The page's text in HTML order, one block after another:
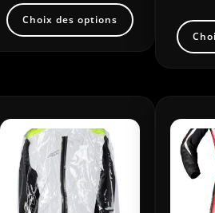
Choix des options